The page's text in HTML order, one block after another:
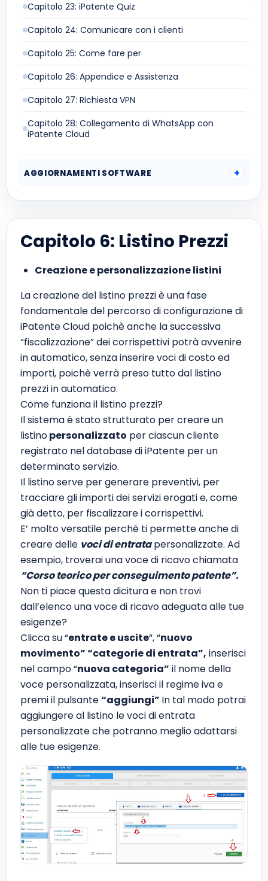
Capitolo 23: iPatente Quiz
Capitolo 24: Comunicare con i clienti
Capitolo 25: Come fare per
Capitolo 26: Appendice e Assistenza
Capitolo 27: Richiesta VPN
Capitolo 28: Collegamento di WhatsApp con
iPatente Cloud
AGGIORNAMENTI SOFTWARE
Capitolo 6: Listino Prezzi
Creazione e personalizzazione listini
La creazione del listino prezzi è una fase
fondamentale del percorso di configurazione di
iPatente Cloud poichè anche la successiva
“fiscalizzazione” dei corrispettivi potrà avvenire
in automatico, senza inserire voci di costo ed
importi, poichè verrà preso tutto dal listino
prezzi in automatico.
Come funziona il listino prezzi?
Il sistema è stato strutturato per creare un
listinopersonalizzato per ciascun cliente
registrato nel database di iPatente per un
determinato servizio.
Il listino serve per generare preventivi, per
tracciare gli importi dei servizi erogati e, come
già detto, per fiscalizzare i corrispettivi.
E’ molto versatile perchè ti permette anche di
creare delle voci di entratapersonalizzate. Ad
esempio, troverai una voce di ricavo chiamata
“Corso teorico per conseguimento patente”.
Non ti piace questa dicitura e non trovi
dall’elenco una voce di ricavo adeguata alle tue
esigenze?
Clicca su “entrate e uscite“, “nuovo
movimento” “categorie di entrata”, inserisci
nel campo “nuova categoria” il nome della
voce personalizzata, inserisci il regime iva e
premi il pulsante“aggiungi” In tal modo potrai
aggiungere al listino le voci di entrata
personalizzate che potranno meglio adattarsi
alle tue esigenze.